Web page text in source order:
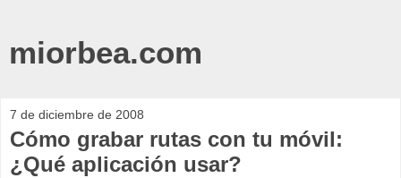
miorbea.com
7 de diciembre de 2008
Cómo grabar rutas con tu móvil:
¿Qué aplicación usar?